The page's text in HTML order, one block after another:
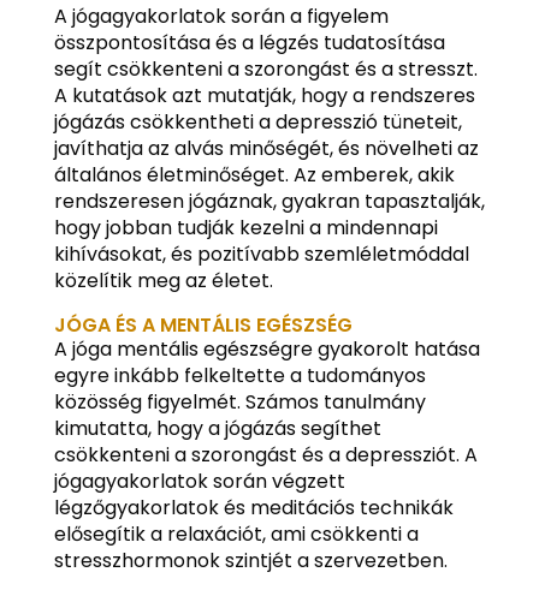
A jógagyakorlatok során a figyelem
összpontosítása és a légzés tudatosítása
segít csökkenteni a szorongást és a stresszt.
A kutatások azt mutatják, hogy a rendszeres
jógázás csökkentheti a depresszió tüneteit,
javíthatja az alvás minőségét, és növelheti az
általános életminőséget. Az emberek, akik
rendszeresen jógáznak, gyakran tapasztalják,
hogy jobban tudják kezelni a mindennapi
kihívásokat, és pozitívabb szemléletmóddal
közelítik meg az életet.
JÓGA ÉS A MENTÁLIS EGÉSZSÉG
A jóga mentális egészségre gyakorolt hatása
egyre inkább felkeltette a tudományos
közösség figyelmét. Számos tanulmány
kimutatta, hogy a jógázás segíthet
csökkenteni a szorongást és a depressziót. A
jógagyakorlatok során végzett
légzőgyakorlatok és meditációs technikák
elősegítik a relaxációt, ami csökkenti a
stresszhormonok szintjét a szervezetben.